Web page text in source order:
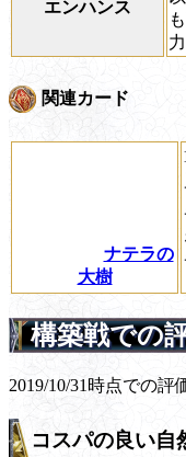
エンハンス
力
関連カード
ナテラの
大樹
構築戦での
2019/10/31時点での評
コスパの良い自